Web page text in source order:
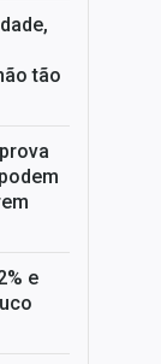
tão
e